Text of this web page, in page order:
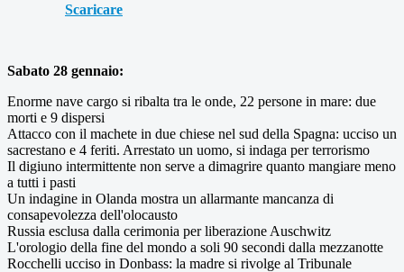
Scaricare
Sabato 28 gennaio:
Enorme nave cargo si ribalta tra le onde, 22 persone in mare: due
morti e 9 dispersi
Attacco con il machete in due chiese nel sud della Spagna: ucciso un
sacrestano e 4 feriti. Arrestato un uomo, si indaga per terrorismo
Il digiuno intermittente non serve a dimagrire quanto mangiare meno
a tutti i pasti
Un indagine in Olanda mostra un allarmante mancanza di
consapevolezza dell'olocausto
Russia esclusa dalla cerimonia per liberazione Auschwitz
L'orologio della fine del mondo a soli 90 secondi dalla mezzanotte
Rocchelli ucciso in Donbass: la madre si rivolge al Tribunale